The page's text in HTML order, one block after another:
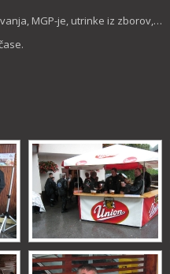
MGP-je, utrinke iz zborov,…